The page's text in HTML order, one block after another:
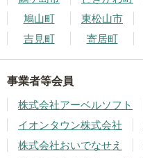
鳩山町
東松山市
吉見町
寄居町
事業者等会員
株式会社アーベルソフト
イオンタウン株式会社
株式会社おいでなせえ